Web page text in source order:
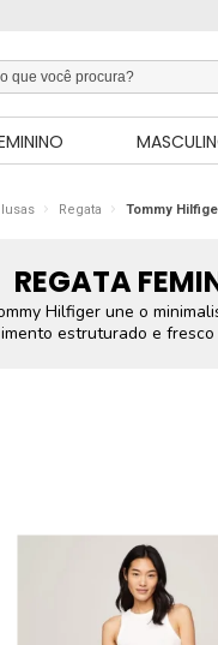
Regata Tommy
REGATA
Hilfiger une o
estruturado e